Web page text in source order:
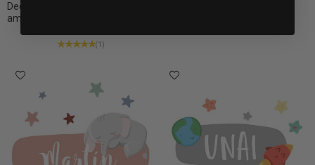
Decoració infantil personalitzada
amb el...
(1)